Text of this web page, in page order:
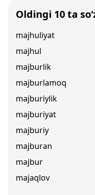
Oldingi 10 ta
majhuliyat
majhul
majburlik
majburlamoq
majburiylik
majburiyat
majburiy
majburan
majbur
majaqlov